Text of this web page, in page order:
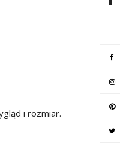
i rozmiar.